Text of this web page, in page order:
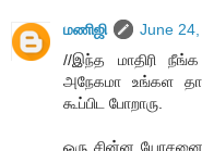
மணிஜி
June
//இந்த மாதிரி
அநேகமா உங்கள
கூப்பிட போறாரு.
ஒரு சின்ன யோசனை,